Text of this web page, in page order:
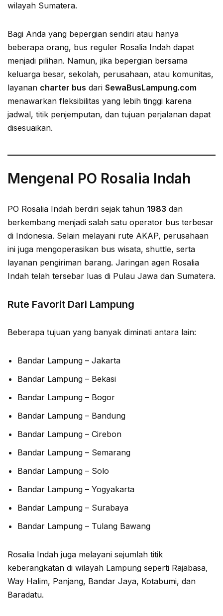
wilayah Sumatera.
Bagi Anda yang bepergian sendiri atau hanya
beberapa orang, bus reguler Rosalia Indah dapat
menjadi pilihan. Namun, jika bepergian bersama
keluarga besar, sekolah, perusahaan, atau komunitas,
layanan charter bus dari SewaBusLampung.com
menawarkan fleksibilitas yang lebih tinggi karena
jadwal, titik penjemputan, dan tujuan perjalanan dapat
disesuaikan.
Mengenal PO Rosalia Indah
PO Rosalia Indah berdiri sejak tahun 1983 dan
berkembang menjadi salah satu operator bus terbesar
di Indonesia. Selain melayani rute AKAP, perusahaan
ini juga mengoperasikan bus wisata, shuttle, serta
layanan pengiriman barang. Jaringan agen Rosalia
Indah telah tersebar luas di Pulau Jawa dan Sumatera.
Rute Favorit Dari Lampung
Beberapa tujuan yang banyak diminati antara lain:
Bandar Lampung – Jakarta
Bandar Lampung – Bekasi
Bandar Lampung – Bogor
Bandar Lampung – Bandung
Bandar Lampung – Cirebon
Bandar Lampung – Semarang
Bandar Lampung – Solo
Bandar Lampung – Yogyakarta
Bandar Lampung – Surabaya
Bandar Lampung – Tulang Bawang
Rosalia Indah juga melayani sejumlah titik
keberangkatan di wilayah Lampung seperti Rajabasa,
Way Halim, Panjang, Bandar Jaya, Kotabumi, dan
Baradatu.